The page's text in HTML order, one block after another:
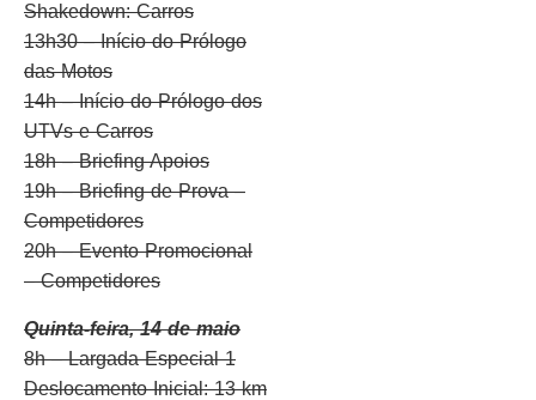
Shakedown: Carros
13h30 – Início do Prólogo
das Motos
14h – Início do Prólogo dos
UTVs e Carros
18h – Briefing Apoios
19h – Briefing de Prova –
Competidores
20h – Evento Promocional
– Competidores
Quinta-feira, 14 de maio
8h – Largada Especial 1
Deslocamento Inicial: 13 km